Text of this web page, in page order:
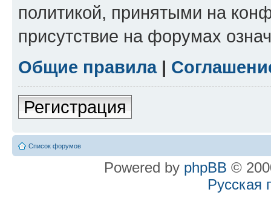
политикой, принятыми на
присутствие на форумах
Общие правила|
Регистрация
Список форумов
Powered by phpBB ©
Русская